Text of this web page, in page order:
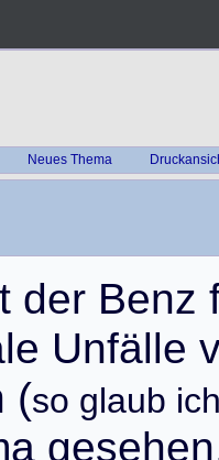
Neues Thema
t der Benz
le Unfälle
(so glaub
a gesehen